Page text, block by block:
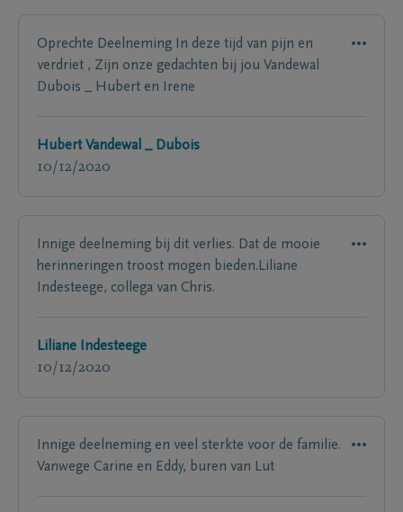
Oprechte Deelneming In deze tijd van pijn en
verdriet , Zijn onze gedachten bij jou Vandewal
Dubois _ Hubert en Irene
Hubert Vandewal _ Dubois
10/12/2020
Innige deelneming bij dit verlies. Dat de mooie
herinneringen troost mogen bieden.Liliane
Indesteege, collega van Chris.
Liliane Indesteege
10/12/2020
Innige deelneming en veel sterkte voor de familie.
Vanwege Carine en Eddy, buren van Lut